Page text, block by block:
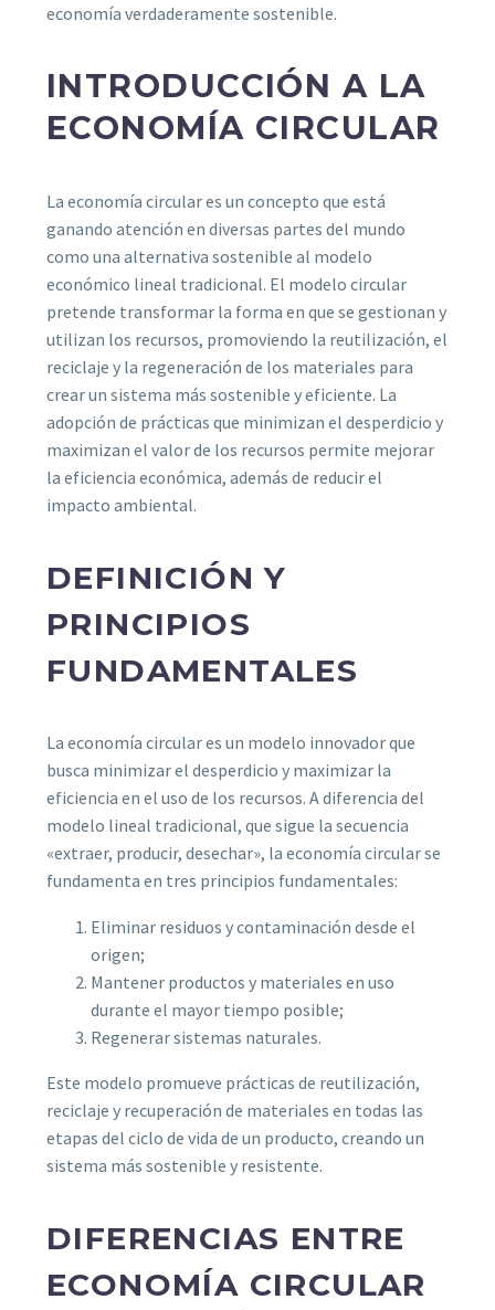
economía verdaderamente sostenible.
INTRODUCCIÓN A LA
ECONOMÍA CIRCULAR
La economía circular es un concepto que está
ganando atención en diversas partes del mundo
como una alternativa sostenible al modelo
económico lineal tradicional. El modelo circular
pretende transformar la forma en que se gestionan y
utilizan los recursos, promoviendo la reutilización, el
reciclaje y la regeneración de los materiales para
crear un sistema más sostenible y eficiente. La
adopción de prácticas que minimizan el desperdicio y
maximizan el valor de los recursos permite mejorar
la eficiencia económica, además de reducir el
impacto ambiental.
DEFINICIÓN Y
PRINCIPIOS
FUNDAMENTALES
La economía circular es un modelo innovador que
busca minimizar el desperdicio y maximizar la
eficiencia en el uso de los recursos. A diferencia del
modelo lineal tradicional, que sigue la secuencia
«extraer, producir, desechar», la economía circular se
fundamenta en tres principios fundamentales:
Eliminar residuos y contaminación desde el
origen;
Mantener productos y materiales en uso
durante el mayor tiempo posible;
Regenerar sistemas naturales.
Este modelo promueve prácticas de reutilización,
reciclaje y recuperación de materiales en todas las
etapas del ciclo de vida de un producto, creando un
sistema más sostenible y resistente.
DIFERENCIAS ENTRE
ECONOMÍA CIRCULAR